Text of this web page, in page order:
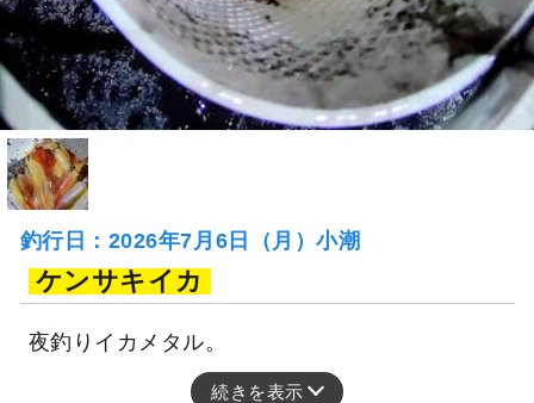
釣行日：2026年7月6日（月）小潮
ケンサキイカ
夜釣りイカメタル。
続きを表示